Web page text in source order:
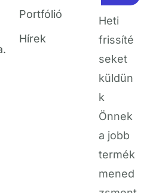
Portfólió
Hírek
Heti
frissíté
seket
küldün
k
Önnek
a jobb
termék
mened
zsment